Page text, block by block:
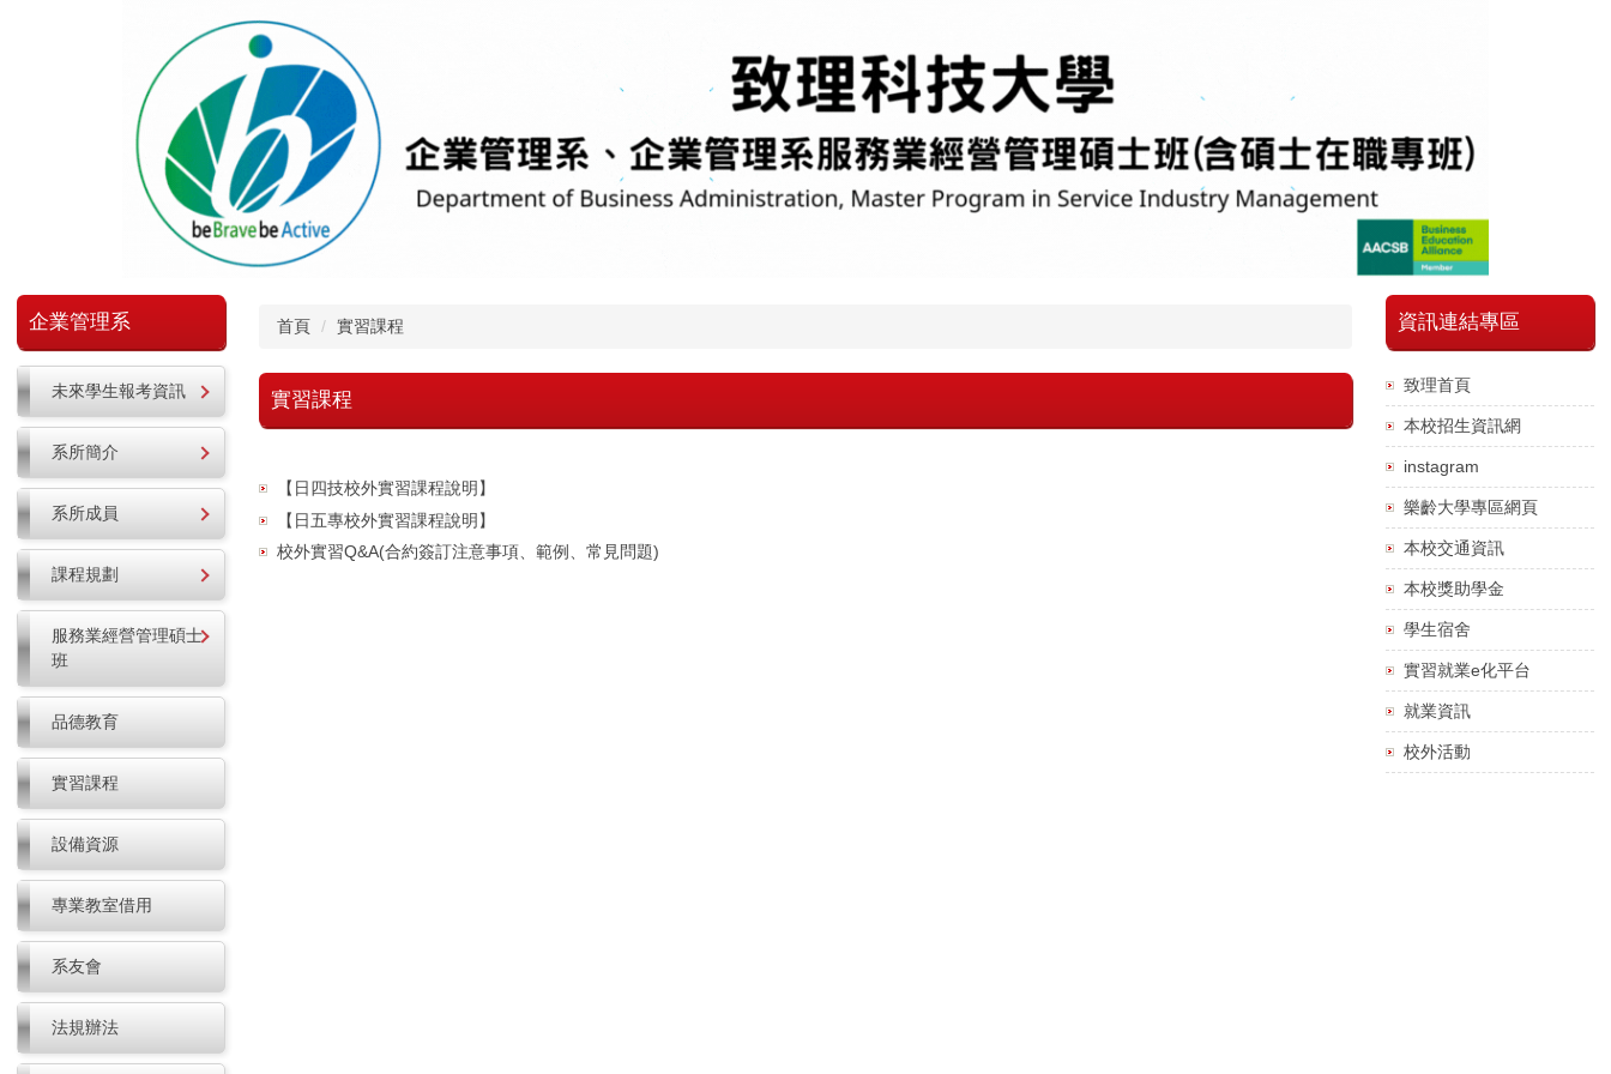
企業管理系
未來學生報考資訊
系所簡介
系所成員
課程規劃
服務業經營管理碩士
班
品德教育
實習課程
設備資源
專業教室借用
系友會
法規辦法
首頁 實習課程
實習課程
【日四技校外實習課程說明】
【日五專校外實習課程說明】
校外實習Q&A(合約簽訂注意事項、範例、常見問題)
資訊連結專區
致理首頁
本校招生資訊網
instagram
樂齡大學專區網頁
本校交通資訊
本校獎助學金
學生宿舍
實習就業e化平台
就業資訊
校外活動